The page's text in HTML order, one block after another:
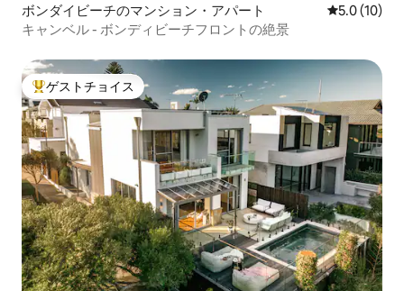
ボンダイビーチのマンション・アパート レビュー10
5.0 (10)
キャンベル - ボンディビーチフロントの絶景
大好評のゲストチョイスです。
ゲストチョイス